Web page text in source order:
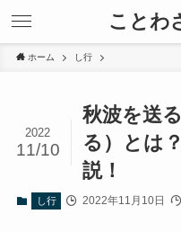
ことわ
ホーム し行
秋波を送
る）とは
説！
2022
11/10
し行 2022年11月10日